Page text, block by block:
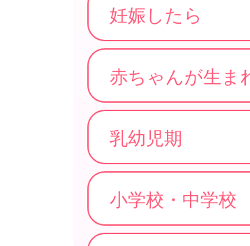
妊娠したら
赤ちゃんが生ま
乳幼児期
小学校・中学校